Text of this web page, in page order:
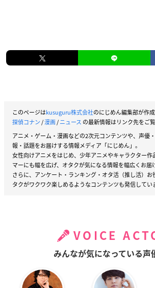
このページはkusuguru株式会社のにじめん編集部が作
探偵コナン/漫画/ニュース の最新情報はリンク先をご覧
アニメ・ゲーム・漫画などの2次元コンテンツや、声優
報・話題をお届けする情報メディア「にじめん」。
女性向けアニメをはじめ、少年アニメやキャラクター作
マーにも幅を広げ、オタクが気になる情報を幅広くお届
さらに、アンケート・ランキング・オタ活（推し活）お
タクがワクワク楽しめるようなコンテンツも発信してい
VOICE
みんなが気になっている声